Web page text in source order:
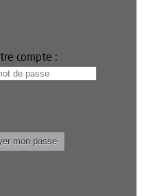
compte :